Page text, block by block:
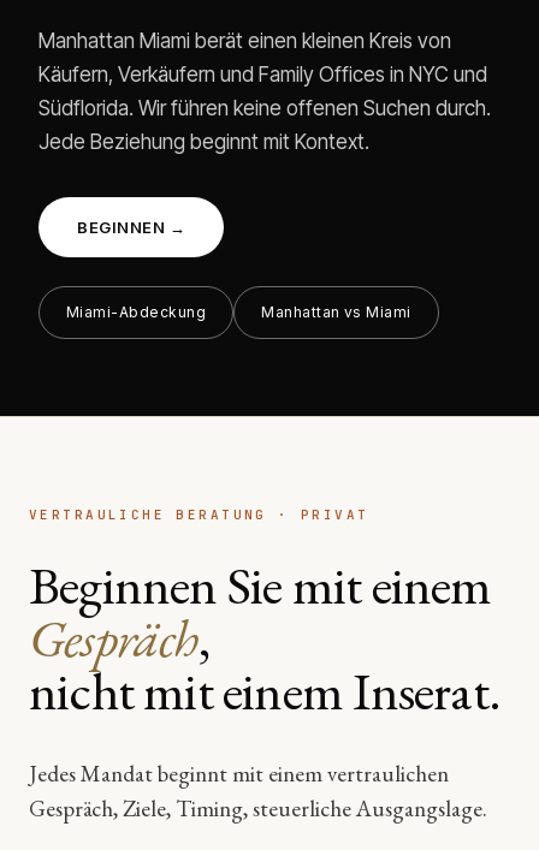
Manhattan Miami berät einen kleinen Kreis von
Käufern, Verkäufern und Family Offices in NYC und
Südflorida. Wir führen keine offenen Suchen durch.
Jede Beziehung beginnt mit Kontext.
BEGINNEN →
Miami-Abdeckung Manhattan vs Miami
VERTRAULICHE BERATUNG · PRIVAT
Beginnen Sie mit einem
Gespräch,
nicht mit einem Inserat.
Jedes Mandat beginnt mit einem vertraulichen
Gespräch, Ziele, Timing, steuerliche Ausgangslage.